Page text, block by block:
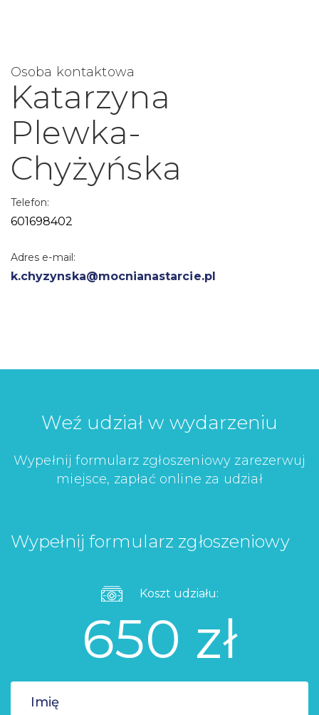
Osoba kontaktowa
Katarzyna
Plewka-
Chyżyńska
Telefon:
601698402
Adres e-mail:
k.chyzynska@mocnianastarcie.pl
Weź udział w wydarzeniu
Wypełnij formularz zgłoszeniowy zarezerwuj
miejsce, zapłać online za udział
Wypełnij formularz zgłoszeniowy
Koszt udziału:
650 zł